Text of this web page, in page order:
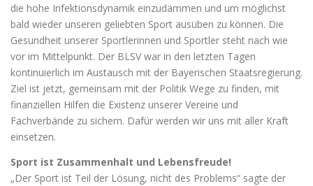
die hohe Infektionsdynamik einzudämmen und um möglichst
bald wieder unseren geliebten Sport ausüben zu können. Die
Gesundheit unserer Sportlerinnen und Sportler steht nach wie
vor im Mittelpunkt. Der BLSV war in den letzten Tagen
kontinuierlich im Austausch mit der Bayerischen Staatsregierung.
Ziel ist jetzt, gemeinsam mit der Politik Wege zu finden, mit
finanziellen Hilfen die Existenz unserer Vereine und
Fachverbände zu sichern. Dafür werden wir uns mit aller Kraft
einsetzen.
Sport ist Zusammenhalt und Lebensfreude!
„Der Sport ist Teil der Lösung, nicht des Problems“ sagte der